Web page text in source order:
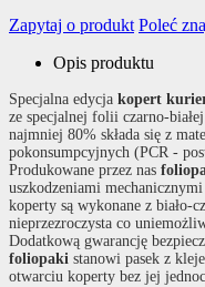
Zapytaj o produkt Poleć
Opis produktu
Specjalna edycja kopert
ze specjalnej folii czarno-
najmniej 80% składa się z
pokonsumpcyjnych (PCR -
Produkowane przez nas
uszkodzeniami
koperty są wykonane z biało-
nieprzezroczysta co
Dodatkową gwarancję
foliopaki stanowi pasek z
otwarciu koperty bez jej